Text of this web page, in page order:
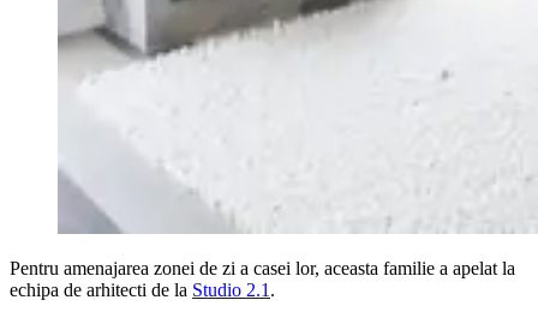
Pentru amenajarea zonei de zi a casei lor, aceasta familie a apelat la
echipa de arhitecti de la Studio 2.1 .